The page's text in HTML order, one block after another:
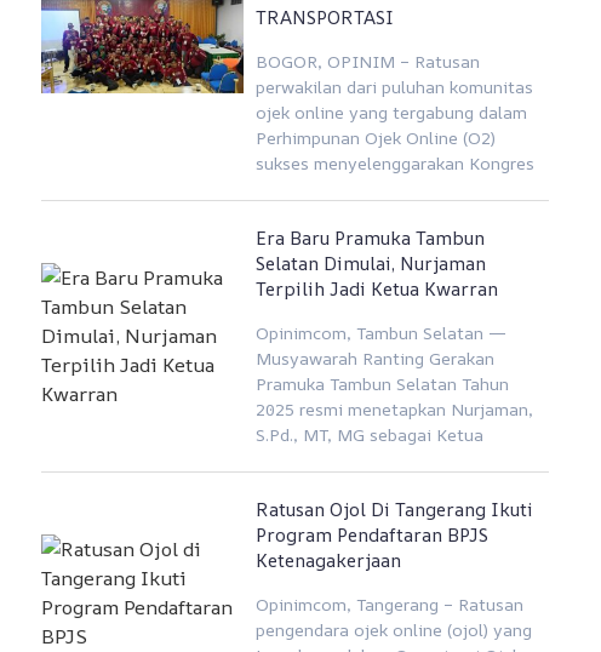
TRANSPORTASI
BOGOR, OPINIM – Ratusan
perwakilan dari puluhan komunitas
ojek online yang tergabung dalam
Perhimpunan Ojek Online (O2)
sukses menyelenggarakan Kongres
Era Baru Pramuka Tambun
Selatan Dimulai, Nurjaman
Terpilih Jadi Ketua Kwarran
Opinimcom, Tambun Selatan —
Musyawarah Ranting Gerakan
Pramuka Tambun Selatan Tahun
2025 resmi menetapkan Nurjaman,
S.Pd., MT, MG sebagai Ketua
Ratusan Ojol Di Tangerang Ikuti
Program Pendaftaran BPJS
Ketenagakerjaan
Opinimcom, Tangerang – Ratusan
pengendara ojek online (ojol) yang